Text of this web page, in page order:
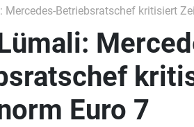
Mercedes-Betriebsratschef kritisiert
Euro 7